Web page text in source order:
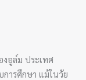
งอูล์ม ประเทศ
ารศึกษา แม้ในวัย